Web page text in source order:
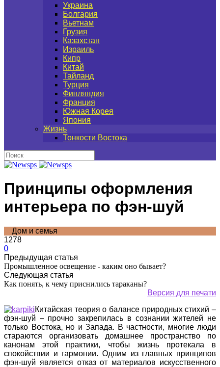
Украина
Болгария
Вьетнам
Грузия
Казахстан
Израиль
Кипр
Китай
Тайланд
Турция
Финляндия
Франция
Южная Корея
Япония
Жизнь
Тонкости Востока
Принципы оформления
интерьера по фэн-шуй
Дом и семья
1278
0
Предыдущая статья
Промышленное освещение - каким оно бывает?
Следующая статья
Как понять, к чему приснились тараканы?
Версия для печати
Китайская теория о балансе природных стихий –
фэн-шуй – прочно закрепилась в сознании жителей не
только Востока, но и Запада. В частности, многие люди
стараются организовать домашнее пространство по
канонам этой практики, чтобы жизнь протекала в
спокойствии и гармонии. Одним из главных принципов
фэн-шуй является отказ от материалов искусственного